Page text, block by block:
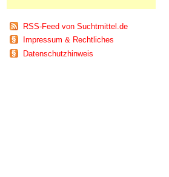
Fresssucht
Internetsucht
Kaufsucht
RSS-Feed von Suchtmittel.de
Impressum & Rechtliches
Datenschutzhinweis